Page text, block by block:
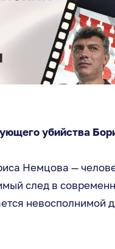
убийства
Немцова —
след в
невосполнимой